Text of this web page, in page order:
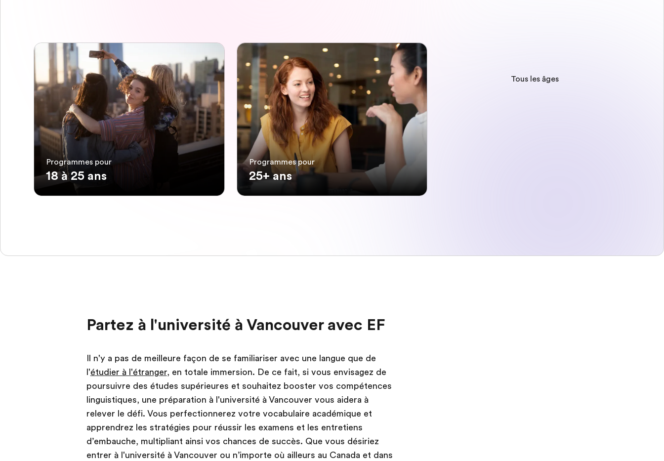
Programmes pour
18 à 25 ans
Programmes pour
25+ ans
Tous les âges
Partez à l'université à Vancouver avec EF
Il n'y a pas de meilleure façon de se familiariser avec une langue que de
l'étudier à l'étranger, en totale immersion. De ce fait, si vous envisagez de
poursuivre des études supérieures et souhaitez booster vos compétences
linguistiques, une préparation à l'université à Vancouver vous aidera à
relever le défi. Vous perfectionnerez votre vocabulaire académique et
apprendrez les stratégies pour réussir les examens et les entretiens
d’embauche, multipliant ainsi vos chances de succès. Que vous désiriez
entrer à l'université à Vancouver ou n’importe où ailleurs au Canada et dans